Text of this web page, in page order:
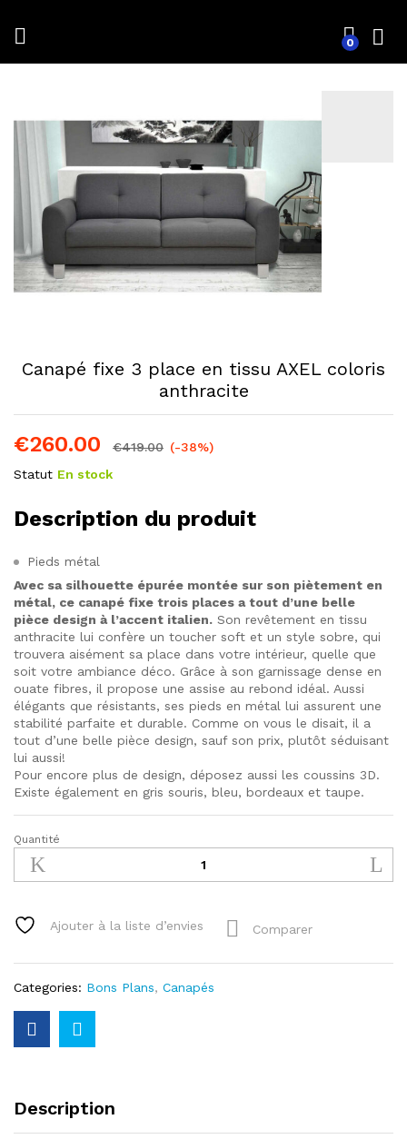
0
Canapé fixe 3 place en tissu AXEL coloris
anthracite
€260.00 €419.00 (-38%)
Statut En stock
Description du produit
Pieds métal
Avec sa silhouette épurée montée sur son piètement en
métal, ce canapé fixe trois places a tout d’une belle
pièce design à l’accent italien. Son revêtement en tissu
anthracite lui confère un toucher soft et un style sobre, qui
trouvera aisément sa place dans votre intérieur, quelle que
soit votre ambiance déco. Grâce à son garnissage dense en
ouate fibres, il propose une assise au rebond idéal. Aussi
élégants que résistants, ses pieds en métal lui assurent une
stabilité parfaite et durable. Comme on vous le disait, il a
tout d’une belle pièce design, sauf son prix, plutôt séduisant
lui aussi!
Pour encore plus de design, déposez aussi les coussins 3D.
Existe également en gris souris, bleu, bordeaux et taupe.
Canapé
fixe
3
en
AXEL
coloris
quantity
Quantité
Ajouter à la liste d’envies Comparer
Categories: Bons Plans, Canapés
Description